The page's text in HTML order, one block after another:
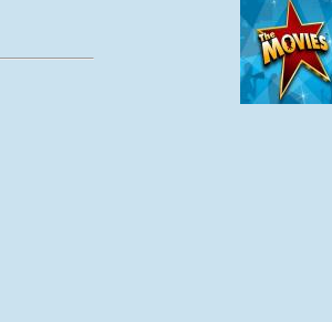
DR HOUSE - 8 SEZONÓW